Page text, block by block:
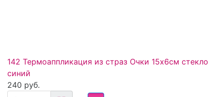
142 Термоаппликация из страз Очки 15х6см стекло
синий
240 руб.